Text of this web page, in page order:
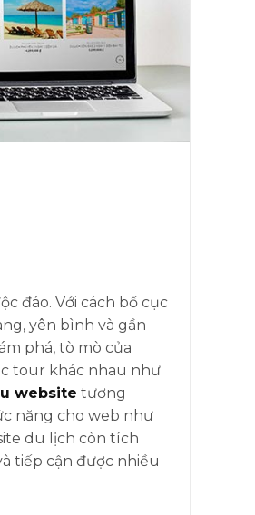
đáo. Với cách bố cục
yên bình và gần
phá, tò mò của
tour khác nhau như
website tương
năng cho web như
du lịch còn tích
tiếp cận được nhiều